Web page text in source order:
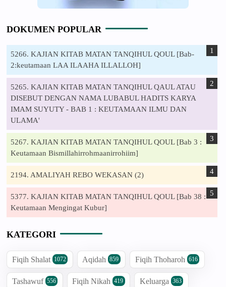
DOKUMEN POPULAR
5266. KAJIAN KITAB MATAN TANQIHUL QOUL [Bab-
2:keutamaan LAA ILAAHA ILLALLOH]
5265. KAJIAN KITAB MATAN TANQIHUL QAUL ATAU
DISEBUT DENGAN NAMA LUBABUL HADITS KARYA
IMAM SUYUTY - BAB 1 : KEUTAMAAN ILMU DAN
ULAMA'
5267. KAJIAN KITAB MATAN TANQIHUL QOUL [Bab 3 :
Keutamaan Bismillahirrohmaanirrohiim]
2194. AMALIYAH REBO WEKASAN (2)
5377. KAJIAN KITAB MATAN TANQIHUL QOUL [Bab 38 :
Keutamaan Mengingat Kubur]
KATEGORI
Fiqih Shalat 1072 Aqidah 859 Fiqih Thoharoh 616
Tashawuf 556 Fiqih Nikah 419 Keluarga 363